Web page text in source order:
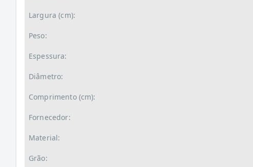
Largura (cm):
Peso:
Espessura:
Diâmetro:
Comprimento (cm):
Fornecedor:
Material:
Grão: